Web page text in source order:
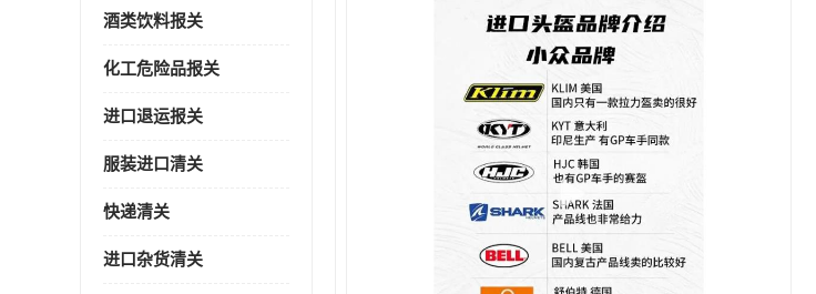
酒类饮料报关
化工危险品报关
进口退运报关
服装进口清关
快递清关
进口杂货清关